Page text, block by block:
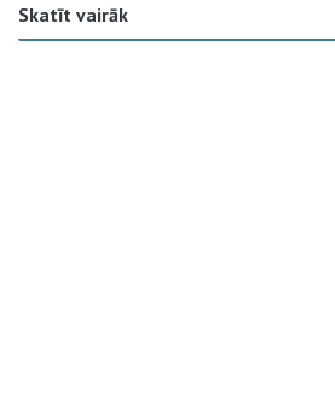
Skatīt vairāk